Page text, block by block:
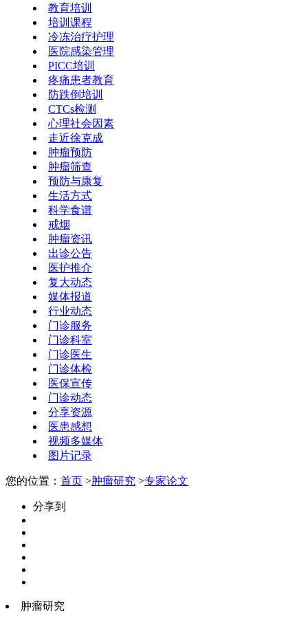
教育培训
培训课程
冷冻治疗护理
医院感染管理
PICC培训
疼痛患者教育
防跌倒培训
CTCs检测
心理社会因素
走近徐克成
肿瘤预防
肿瘤筛查
预防与康复
生活方式
科学食谱
戒烟
肿瘤资讯
出诊公告
医护推介
复大动态
媒体报道
行业动态
门诊服务
门诊科室
门诊医生
门诊体检
医保宣传
门诊动态
分享资源
医患感想
视频多媒体
图片记录
您的位置： 首页 >肿瘤研究 >专家论文
分享到
肿瘤研究